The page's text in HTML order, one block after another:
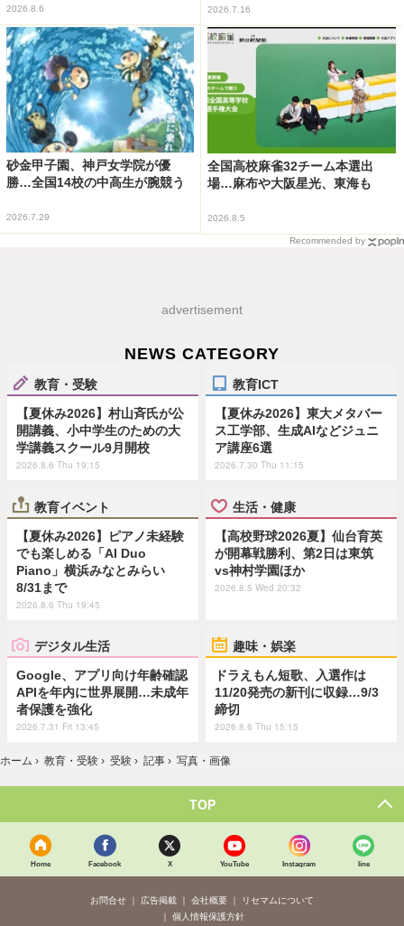
2026.8.6 2026.7.16
砂金甲子園、神戸女学院が優
勝…全国14校の中高生が腕競う
2026.7.29
全国高校麻雀32チーム本選出
場…麻布や大阪星光、東海も
2026.8.5
Recommended by
advertisement
NEWS CATEGORY
教育・受験
【夏休み2026】村山斉氏が公
開講義、小中学生のための大
学講義スクール9月開校
2026.8.6 Thu 19:15
教育ICT
【夏休み2026】東大メタバー
ス工学部、生成AIなどジュニ
ア講座6選
2026.7.30 Thu 11:15
教育イベント
【夏休み2026】ピアノ未経験
でも楽しめる「AI Duo
Piano」横浜みなとみらい
8/31まで
2026.8.6 Thu 19:45
生活・健康
【高校野球2026夏】仙台育英
が開幕戦勝利、第2日は東筑
vs神村学園ほか
2026.8.5 Wed 20:32
デジタル生活
Google、アプリ向け年齢確認
APIを年内に世界展開…未成年
者保護を強化
2026.7.31 Fri 13:45
趣味・娯楽
ドラえもん短歌、入選作は
11/20発売の新刊に収録…9/3
締切
2026.8.6 Thu 15:15
ホーム › 教育・受験 › 受験 › 記事 › 写真・画像
TOP
Home Facebook X YouTube Instagram line
お問合せ 広告掲載 会社概要
リセマムについて
個人情報保護方針